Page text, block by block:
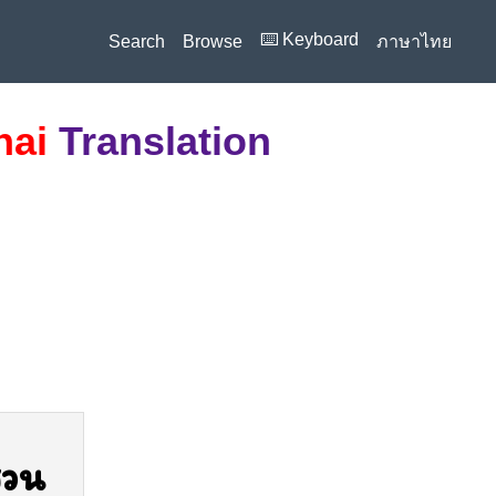
Search Browse ⌨️ Keyboard ภาษาไทย
Translation
น